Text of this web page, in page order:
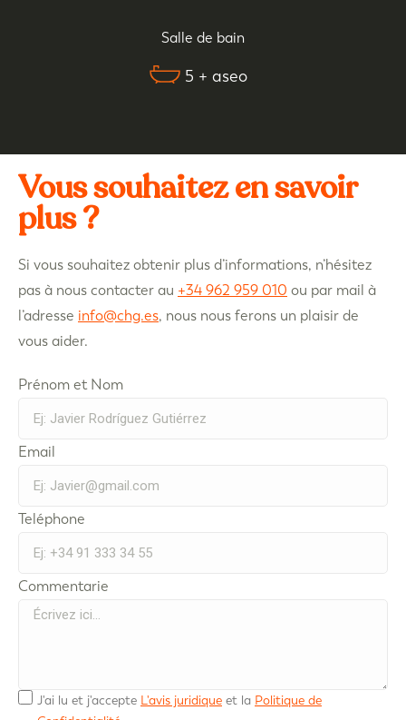
Salle de bain
5 + aseo
Vous souhaitez en savoir
plus ?
Si vous souhaitez obtenir plus d’informations, n’hésitez
pas à nous contacter au +34 962 959 010 ou par mail à
l’adresse info@chg.es, nous nous ferons un plaisir de
vous aider.
Prénom et Nom
Email
Teléphone
Commentarie
J'ai lu et j'accepte L'avis juridique et la Politique de